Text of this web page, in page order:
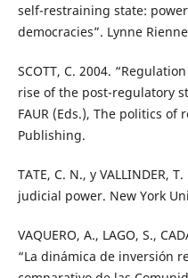
self-restraining state:
democracies”. Lynne
SCOTT, C. 2004.
rise of the post-regulatory
FAUR (Eds.), The politics
Publishing.
TATE, C. N., y VALLINDER,
judicial power. New York
VAQUERO, A., LAGO, S.,
“La dinámica de inversión